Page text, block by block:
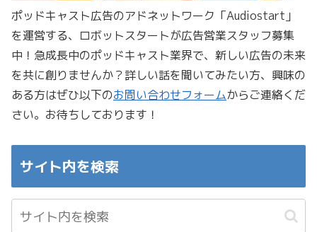
ポッドキャスト広告のアドネットワーク「Audiostart」
を運営する、ロボットスタートが広告営業スタッフ募集
中！急成長中のポッドキャスト業界で、新しい広告の未来
を共に創りませんか？詳しい話を聞いてみたい方、興味の
ある方はぜひ以下のお問い合わせフォームからご連絡くだ
さい。お待ちしております！
サイト内を検索